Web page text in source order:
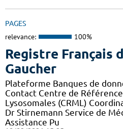
PAGES
relevance: 100%
Registre Français
Gaucher
Plateforme Banques de
Contact Centre de
Lysosomales (CRML)
Dr Stirnemann Service de
Assistance Pu